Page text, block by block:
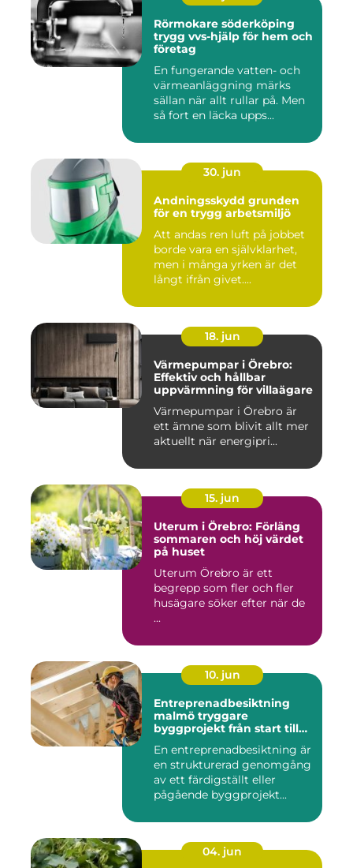
Rörmokare söderköping
trygg vvs-hjälp för hem och
företag
En fungerande vatten- och
värmeanläggning märks
sällan när allt rullar på. Men
så fort en läcka upps...
30. jun
Andningsskydd grunden
för en trygg arbetsmiljö
Att andas ren luft på jobbet
borde vara en självklarhet,
men i många yrken är det
långt ifrån givet....
18. jun
Värmepumpar i Örebro:
Effektiv och hållbar
uppvärmning för villaägare
Värmepumpar i Örebro är
ett ämne som blivit allt mer
aktuellt när energipri...
15. jun
Uterum i Örebro: Förläng
sommaren och höj värdet
på huset
Uterum Örebro är ett
begrepp som fler och fler
husägare söker efter när de
...
10. jun
Entreprenadbesiktning
malmö tryggare
byggprojekt från start till
En entreprenadbesiktning är
en strukturerad genomgång
av ett färdigställt eller
pågående byggprojekt...
04. jun